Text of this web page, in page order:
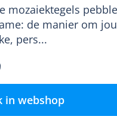
mozaiektegels
de manier om
pers...
in webshop